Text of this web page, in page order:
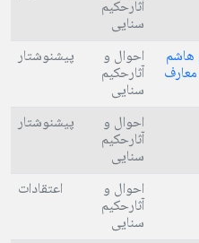
آثارحکیم
سنایی
هاشم احوال و
آثارحکیم
سنایی
پیشنوشتار
احوال و
آثارحکیم
سنایی
پیشنوشتار
احوال و
آثارحکیم
سنایی
اعتقادات